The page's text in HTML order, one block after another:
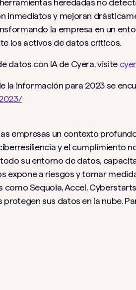
heredadas no
inmediatos y mejoran
la empresa en un
los activos de datos críticos.
datos con IA de Cyera, visite
la información para 2023 se
empresas un contexto
y el cumplimiento
su entorno de datos,
expone a riesgos y tomar
como Sequoia, Accel,
sus datos en la nube.